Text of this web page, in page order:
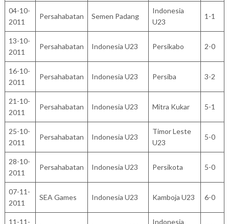
04-10-
2011
Persahabatan Semen Padang
Indonesia
U23
1-1
13-10-
2011
Persahabatan Indonesia U23 Persikabo 2-0
16-10-
2011
Persahabatan Indonesia U23 Persiba 3-2
21-10-
2011
Persahabatan Indonesia U23 Mitra Kukar 5-1
25-10-
2011
Persahabatan Indonesia U23
Timor Leste
U23
5-0
28-10-
2011
Persahabatan Indonesia U23 Persikota 5-0
07-11-
2011
SEA Games Indonesia U23 Kamboja U23 6-0
11-11-
Indonesia